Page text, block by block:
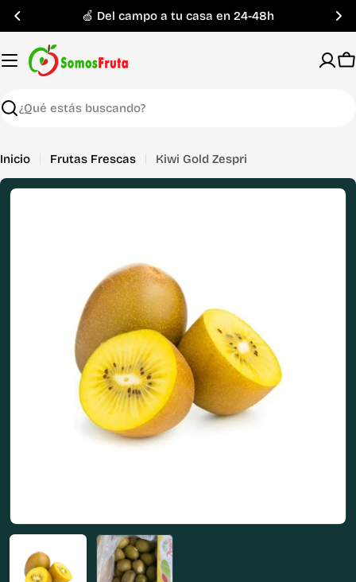
Saltar
contenido
en 24-48h 🚚 Envío GRATIS en
Buscar
Inicio Frutas Frescas Kiwi Gold Zespri
Abrir medios 0 en modal